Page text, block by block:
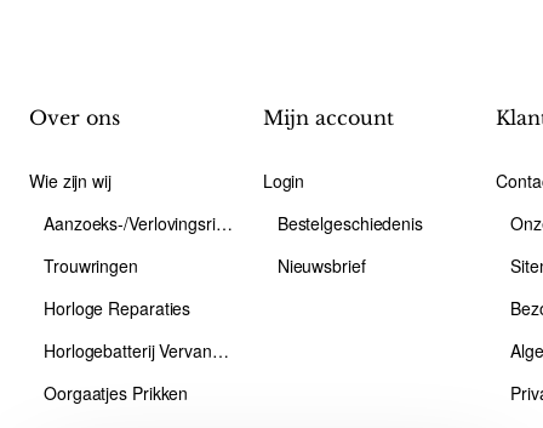
Over ons
Wie zijn wij
Aanzoeks-/Verlovingsring
Trouwringen
Horloge Reparaties
Horlogebatterij Vervangen
Oorgaatjes Prikken
Mijn account
Login
Bestelgeschiedenis
Nieuwsbrief